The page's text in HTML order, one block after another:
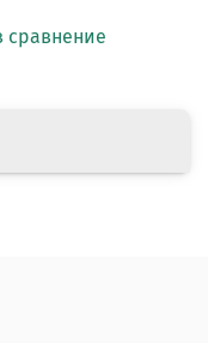
сравнение